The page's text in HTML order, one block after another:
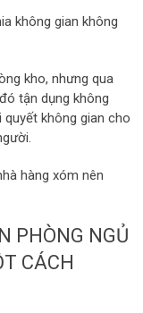
không gian không
kho, nhưng qua
tận dụng không
quyết không gian cho
hàng xóm nên
PHÒNG NGỦ
CÁCH